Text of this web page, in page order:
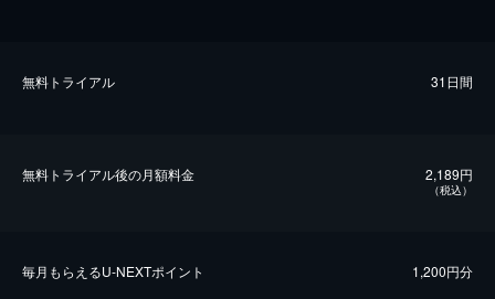
無料トライアル 31日間
無料トライアル後の⽉額料金 2,189円
（税込）
毎⽉もらえるU-NEXTポイント 1,200円分